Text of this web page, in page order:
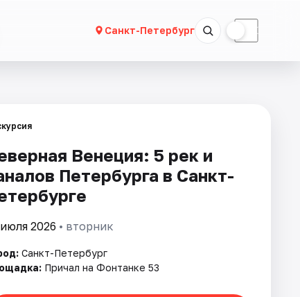
Санкт-Петербург ☾
Венеция: 5 рек и
Петербурга в Санкт-
2026 • вторник
Санкт-Петербург
Причал на Фонтанке 53